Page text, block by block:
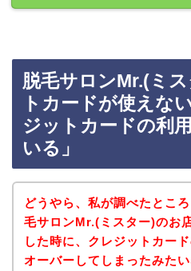
脱毛サロンMr.(ミ
トカードが使えな
ジットカードの利
いる」
どうやら、私が調べたとこ
毛サロンMr.(ミスター)のお
した時に、クレジットカー
オーバーしてしまったみた